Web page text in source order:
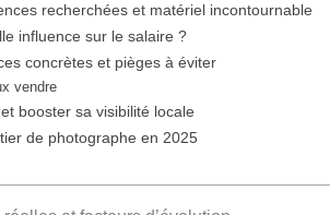
recherchées et matériel incontournable
influence sur le salaire ?
concrètes et pièges à éviter
vendre
booster sa visibilité locale
de photographe en 2025